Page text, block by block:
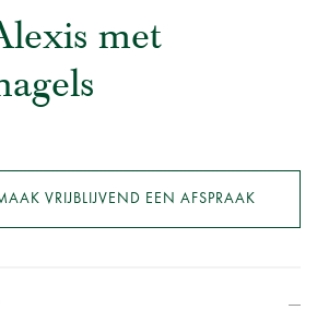
met
VRIJBLIJVEND EEN AFSPRAAK